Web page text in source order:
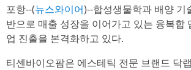
포항--(뉴스와이어)--합성생물학과 배양 기
반으로 매출 성장을 이어가고 있는 융복
업 진출을 본격화하고 있다.
티센바이오팜은 에스테틱 전문 브랜드 닥